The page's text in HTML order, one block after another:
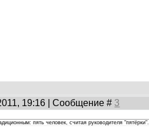
19:16 | Сообщение # 3
пять человек, считая руководителя "пятёрки".